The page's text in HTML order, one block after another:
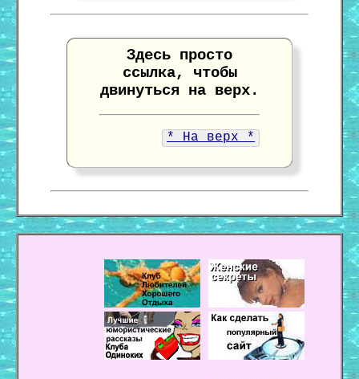
Здесь просто
ссылка, чтобы
двинуться на верх.
* На верх *